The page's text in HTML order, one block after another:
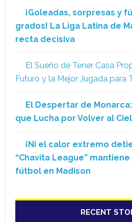
¡Goleadas, sorpresas y
grados! La Liga Latina de
recta decisiva
El Sueño de Tener Casa
Futuro y la Mejor Jugada para
El Despertar de
que Lucha por Volver al
¡Ni el calor extremo
“Chavita League”
fútbol en Madison
RECENT